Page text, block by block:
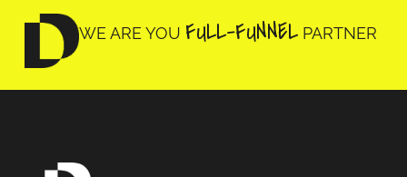
WE ARE YOUFULL-FUNNELPARTNER